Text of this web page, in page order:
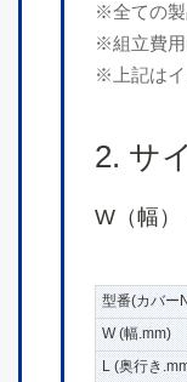
※全ての製
※組立費用
※上記は
2. サ
W（幅）
型番(カバー
W (幅.mm)
L (奥行き